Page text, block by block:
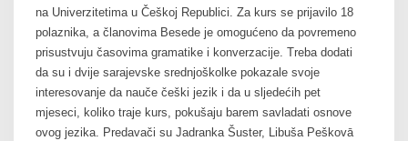
na Univerzitetima u Češkoj Republici. Za kurs se prijavilo 18
polaznika, a članovima Besede je omogućeno da povremeno
prisustvuju časovima gramatike i konverzacije. Treba dodati
da su i dvije sarajevske srednjoškolke pokazale svoje
interesovanje da nauče češki jezik i da u sljedećih pet
mjeseci, koliko traje kurs, pokušaju barem savladati osnove
ovog jezika. Predavači su Jadranka Šuster, Libuša Peškovā